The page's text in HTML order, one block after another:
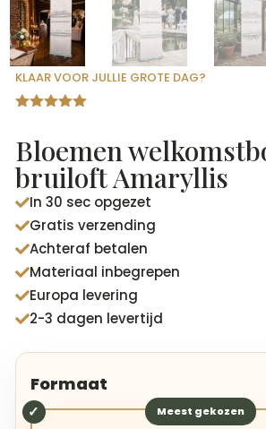
KLAAR VOOR JULLIE GROTE DAG?
5
gebaseerd
op
klantbeoord
elingen
Bloemen
bruiloft Amaryllis
In 30 sec opgezet
Gratis verzending
Achteraf betalen
Materiaal inbegrepen
Europa levering
2-3 dagen levertijd
Formaat
Meest gekozen